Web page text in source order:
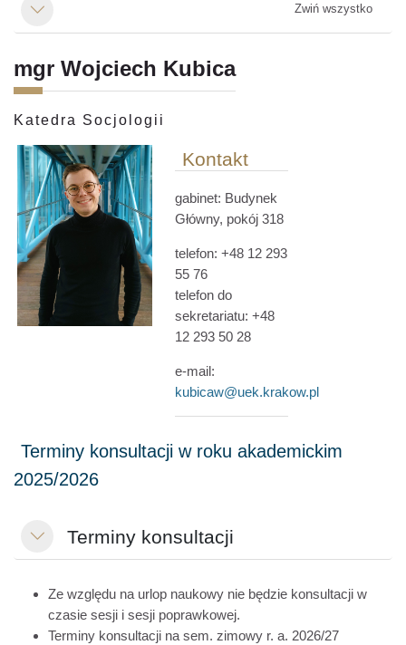
Minimalizuj Zwiń wszystko
mgr Wojciech Kubica
Katedra Socjologii
Kontakt
gabinet: Budynek
Główny, pokój 318
telefon: +48 12 293
55 76
telefon do
sekretariatu: +48
12 293 50 28
e-mail:
kubicaw@uek.krakow.pl
MinimalizujTerminy konsultacji
Ze względu na urlop naukowy nie będzie konsultacji w
czasie sesji i sesji poprawkowej.
Terminy konsultacji na sem. zimowy r. a. 2026/27